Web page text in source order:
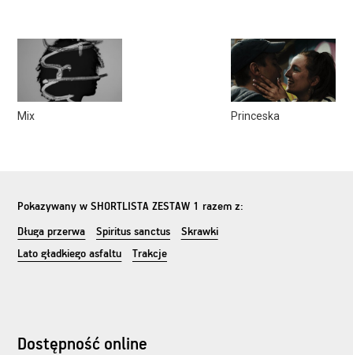
Mix Princeska
Pokazywany wSHORTLISTA ZESTAW 1 razem z:
Długa przerwa Spiritus sanctus
Skrawki
Lato gładkiego asfaltu
Trakcje
Dostępność online